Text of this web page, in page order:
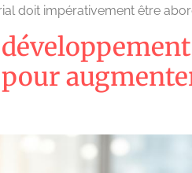
doit impérativement être